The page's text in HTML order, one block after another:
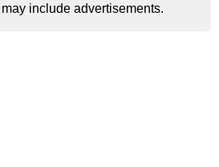
include advertisements.